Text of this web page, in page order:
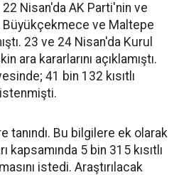
Nisan'da AK Parti'nin ve
Büyükçekmece ve Maltepe
23 ve 24 Nisan'da Kurul
ara kararlarını açıklamıştı.
41 bin 132 kısıtlı
istenmişti.
tanındı. Bu bilgilere ek olarak
kapsamında 5 bin 315 kısıtlı
istedi. Araştırılacak